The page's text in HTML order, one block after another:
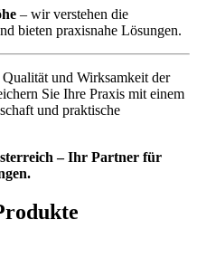
– wir verstehen die
bieten praxisnahe Lösungen.
und Wirksamkeit der
Sie Ihre Praxis mit einem
und praktische
– Ihr Partner für